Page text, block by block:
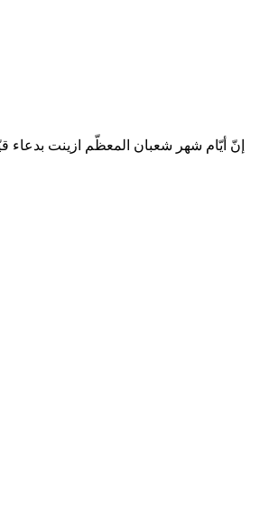
إنّ أيّام شهر شعبان المعظّم ازينت بدعاء